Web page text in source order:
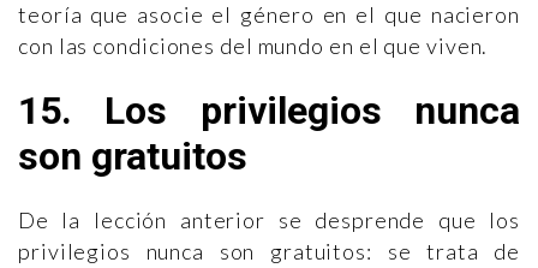
teoría que asocie el género en el que nacieron
con las condiciones del mundo en el que viven.
15. Los privilegios nunca
son gratuitos
De la lección anterior se desprende que los
privilegios nunca son gratuitos: se trata de